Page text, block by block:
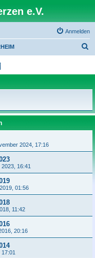
e.V.
Anmelden
2024, 17:16
16:41
01:56
11:42
20:16